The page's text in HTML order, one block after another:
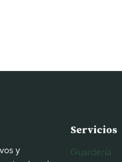
y
Servicios
Guardería